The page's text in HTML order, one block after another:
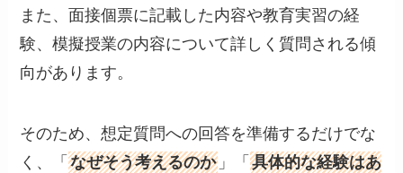
また、面接個票に記載した内容や教育実習の経
験、模擬授業の内容について詳しく質問される傾
向があります。
そのため、想定質問への回答を準備するだけでな
く、「なぜそう考えるのか 」「具体的な経験はあ